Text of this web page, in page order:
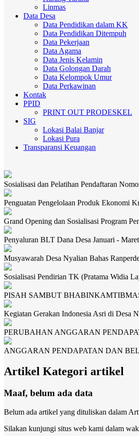
Linmas
Data Desa
Data Pendidikan dalam KK
Data Pendidikan Ditempuh
Data Pekerjaan
Data Agama
Data Jenis Kelamin
Data Golongan Darah
Data Kelompok Umur
Data Perkawinan
Kontak
PPID
PRINT OUT PRODESKEL
SIG
Lokasi Balai Banjar
Lokasi Pura
Transparansi Keuangan
Sosialisasi dan Pelatihan Pendaftaran
Penguatan Pengelolaan Produk Ekonomi
Grand Opening dan Sosialisasi Program
Penyaluran BLT Dana Desa Januari -
Musyawarah Desa Nyalian Bahas
Sosialisasi Pendirian TK (Pratama Widia
PISAH SAMBUT
Kegiatan Gerakan Indonesia Asri di Desa
PERUBAHAN ANGGARAN
ANGGARAN PENDAPATAN DAN
Artikel Kategori artikel
Maaf, belum ada data
Belum ada artikel yang dituliskan dalam
Silakan kunjungi situs web kami dalam